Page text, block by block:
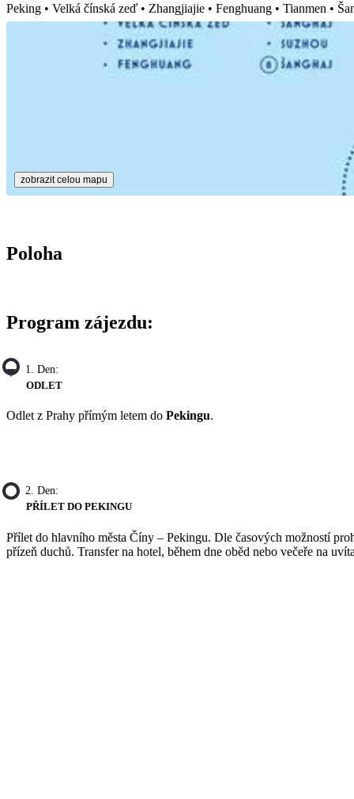
Peking • Velká čínská zeď • Zhangjiajie • Fenghuang • Tianmen •
zobrazit celou mapu
Poloha
Program zájezdu:
1. Den:
ODLET
Odlet z Prahy přímým letem do Pekingu.
2. Den:
PŘÍLET DO PEKINGU
Přílet do hlavního města Číny – Pekingu. Dle časových možností
přízeň duchů. Transfer na hotel, během dne oběd nebo večeře na